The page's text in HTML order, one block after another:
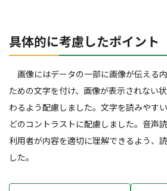
具体的に考慮したポイント
画像にはデータの一部に画像が伝える
ための文字を付け、画像が表示されない
わるよう配慮しました。文字を読みやす
どのコントラストに配慮しました。音声
利用者が内容を適切に理解できるよう、
した。